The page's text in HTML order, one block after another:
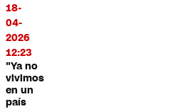
18-
04-
2026
12:23
"Ya no
vivimos
en un
país